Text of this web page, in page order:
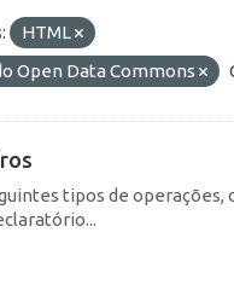
HTML
Open Data Commons
tipos de operações,